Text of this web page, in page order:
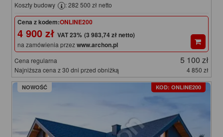
Koszty budowy
: 282 500 zł netto
Cena z kodem:ONLINE200
4 900 zł (3 983,74 zł netto)
na zamówienia przezwww.archon.pl
Cena regularna 5 100 zł
Najniższa cena z 30 dni przed obniżką 4 850 zł
NOWOŚĆ KOD: ONLINE200